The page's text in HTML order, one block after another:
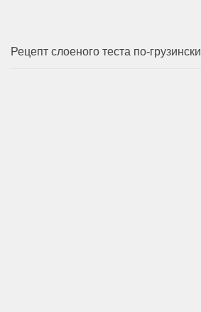
Рецепт слоеного теста по-грузински